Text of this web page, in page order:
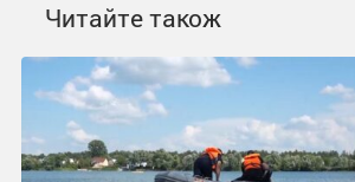
Читайте також